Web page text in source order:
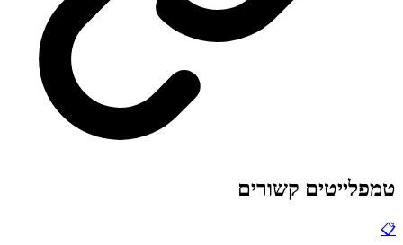
טמפלייטים קשורים
📋